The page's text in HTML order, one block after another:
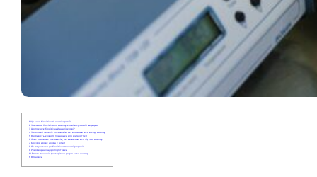
1 Що таке біохімічний аналіз крові?
2 Значення біохімічного аналізу крові в сучасній медицині
3 Що показує біохімічний аналіз крові?
4 Загальний перелік показників, які визначаються в ході аналізу
5 Важливість кожного показника для діагностики
6 Опис основних показників, які визначаються під час аналізу
7 Біохімія крові: норма у дітей
8 Як готуватися до біохімічного аналізу крові?
9 Рекомендації щодо підготовки
10 Вплив зовнішніх факторів на результати аналізу
11 Висновки